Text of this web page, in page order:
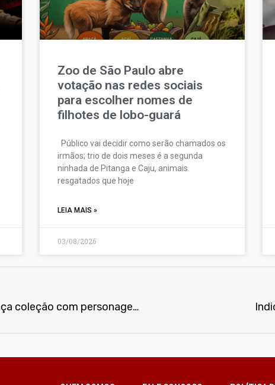
Zoo de São Paulo abre
votação nas redes sociais
para escolher nomes de
filhotes de lobo-guará
Público vai decidir como serão chamados os
irmãos; trio de dois meses é a segunda
ninhada de Pitanga e Caju, animais
resgatados que hoje
LEIA MAIS »
03/08/2026
Lanchonete Mundo Animal lança coleção com personagens do universo do Batman